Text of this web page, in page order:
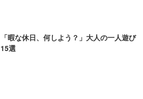
「暇な休日、何しよう？」大人の一人遊び
15選